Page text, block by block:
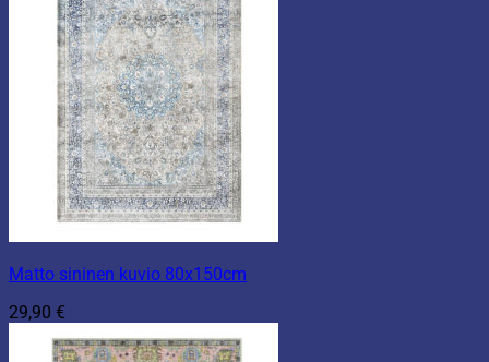
Matto sininen kuvio 80x150cm
29,90 €